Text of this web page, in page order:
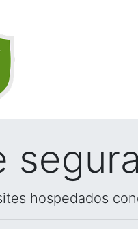
hospedados